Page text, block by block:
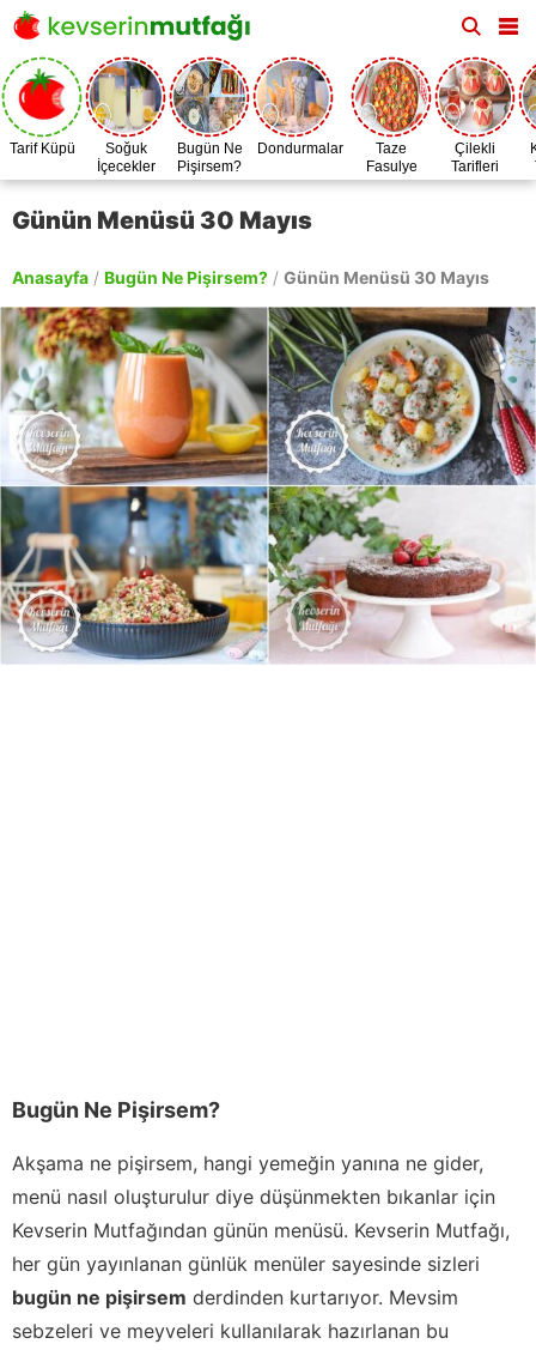
Tarif Küpü
Soğuk
İçecekler
Bugün Ne
Pişirsem?
Dondurmalar
Taze
Fasulye
Zamanı
Çilekli
Tarifleri
Günün Menüsü 30 Mayıs
Anasayfa / Bugün Ne Pişirsem? / Günün Menüsü 30 Mayıs
Bugün Ne Pişirsem?
Akşama ne pişirsem, hangi yemeğin yanına ne gider,
menü nasıl oluşturulur diye düşünmekten bıkanlar için
Kevserin Mutfağından günün menüsü. Kevserin Mutfağı,
her gün yayınlanan günlük menüler sayesinde sizleri
bugün ne pişirsem derdinden kurtarıyor. Mevsim
sebzeleri ve meyveleri kullanılarak hazırlanan bu